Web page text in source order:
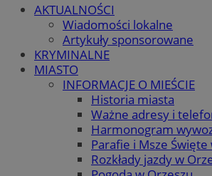
AKTUALNOŚCI
Wiadomości lokalne
Artykuły sponsorowane
KRYMINALNE
MIASTO
INFORMACJE O MIEŚCIE
Historia miasta
Ważne adresy i
Harmonogram
Parafie i Msze Święte
Rozkłady jazdy w